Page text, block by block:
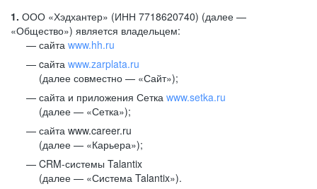
1. ООО «Хэдхантер» (ИНН 7718620740) (далее —
«Общество») является владельцем:
сайта www.hh.ru
cайта www.zarplata.ru
(далее совместно — «Сайт»);
сайта и приложения Сетка www.setka.ru
(далее — «Сетка»);
сайта www.career.ru
(далее — «Карьера»);
CRM-системы Talantix
(далее — «Система Talantix»).